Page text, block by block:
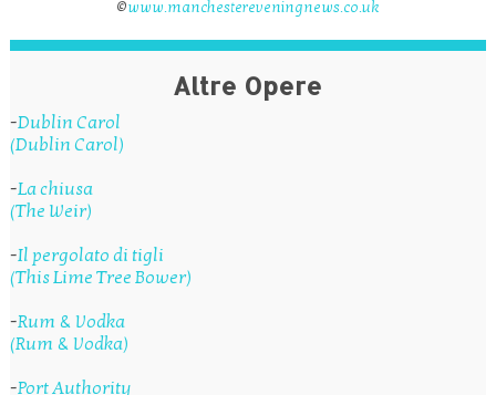
©www.manchestereveningnews.co.uk
Altre Opere
-Dublin Carol
(Dublin Carol)
-La chiusa
(The Weir)
-Il pergolato di tigli
(This Lime Tree Bower)
-Rum & Vodka
(Rum & Vodka)
-Port Authority